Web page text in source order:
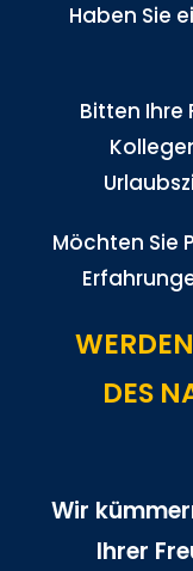
Haben Sie
Bitten Ihre
Möchten Sie
DES
Wir
Ihrer